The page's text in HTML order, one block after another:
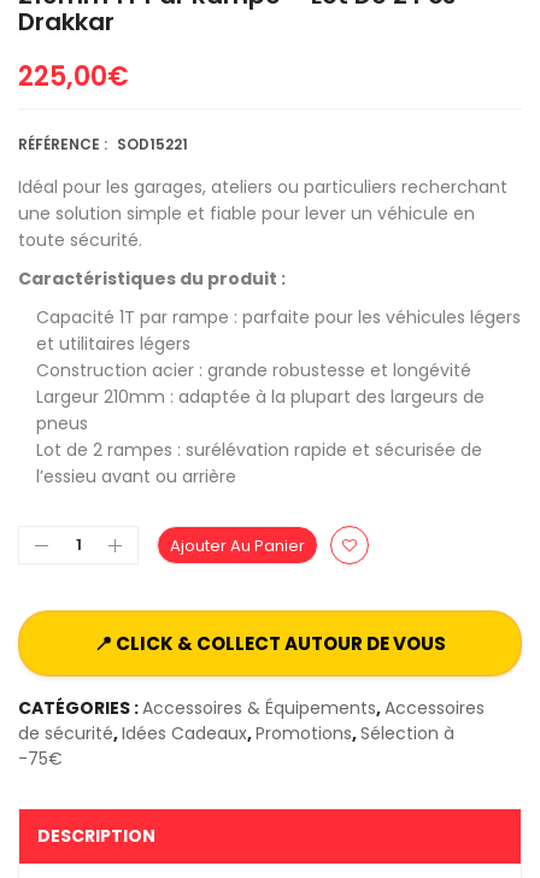
Drakkar
225,00€
RÉFÉRENCE : SOD15221
Idéal pour les garages, ateliers ou particuliers recherchant
une solution simple et fiable pour lever un véhicule en
toute sécurité.
Caractéristiques du produit :
Capacité 1T par rampe : parfaite pour les véhicules légers
et utilitaires légers
Construction acier : grande robustesse et longévité
Largeur 210mm : adaptée à la plupart des largeurs de
pneus
Lot de 2 rampes : surélévation rapide et sécurisée de
l’essieu avant ou arrière
Ajouter Au Panier
📍 CLICK & COLLECT AUTOUR DE VOUS
CATÉGORIES :Accessoires & Équipements,Accessoires
de sécurité,Idées Cadeaux,Promotions,Sélection à
-75€
DESCRIPTION